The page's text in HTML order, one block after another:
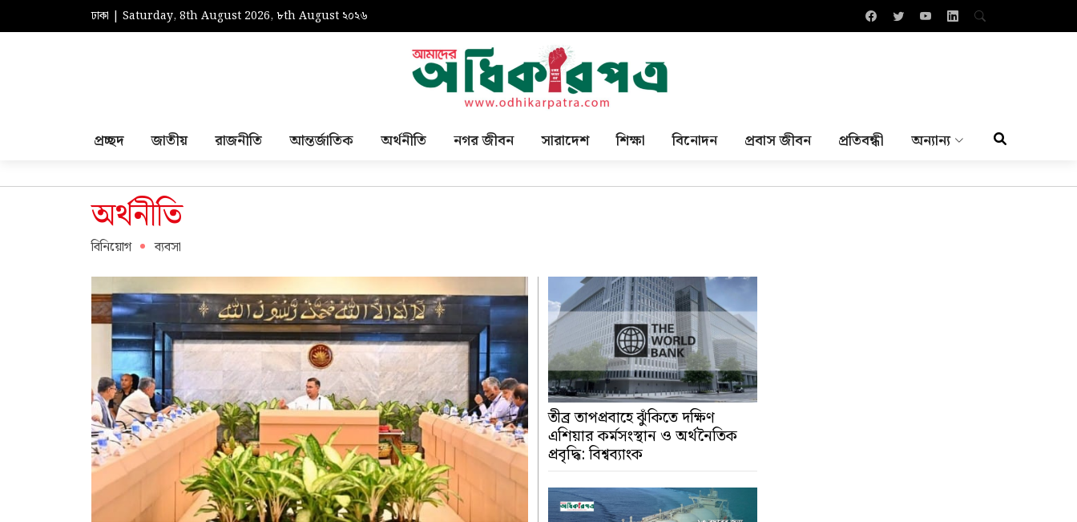
ঢাকা | Saturday, 8th August 2026, ৮th August ২০২৬
প্রচ্ছদ জাতীয় রাজনীতি আন্তর্জাতিক অর্থনীতি নগর জীবন সারাদেশ শিক্ষা বিনোদন প্রবাস জীবন প্রতিবন্ধী অন্যান্য
অর্থনীতি
বিনিয়োগ ব্যবসা
তীব্র তাপপ্রবাহে ঝুঁকিতে দক্ষিণ
এশিয়ার কর্মসংস্থান ও অর্থনৈতিক
প্রবৃদ্ধি: বিশ্বব্যাংক